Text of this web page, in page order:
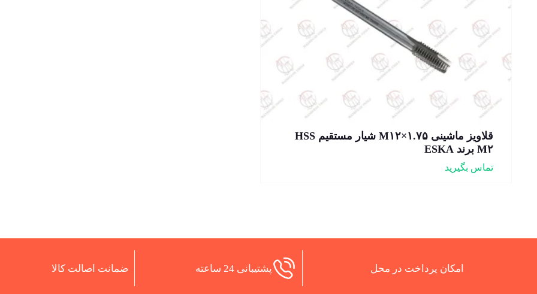
قلاویز ماشینی M۱۲×۱.۷۵ شیار مستقیم HSS
M۲ برند ESKA
تماس بگیرید
امکان پرداخت در محل پشتیبانی 24 ساعته ضمانت اصالت کالا